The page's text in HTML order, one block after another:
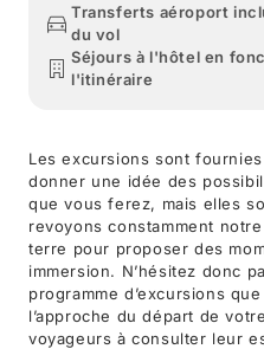
Transferts aéroport
du vol
Séjours à l'hôtel en
l'itinéraire
Les excursions sont
donner une idée des
que vous ferez, mais elles
revoyons constamment
terre pour proposer des
immersion. N’hésitez donc
programme d’excursions
l’approche du départ de
voyageurs à consulter leur